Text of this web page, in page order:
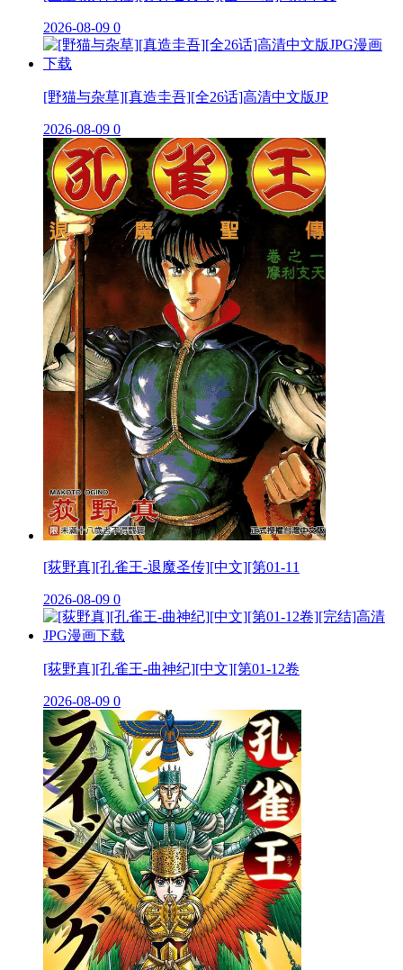
2026-08-09 0
[野猫与杂草][真造圭吾][全26话]高清中文版JP
2026-08-09 0
[荻野真][孔雀王-退魔圣传][中文][第01-11
2026-08-09 0
[荻野真][孔雀王-曲神纪][中文][第01-12卷
2026-08-09 0